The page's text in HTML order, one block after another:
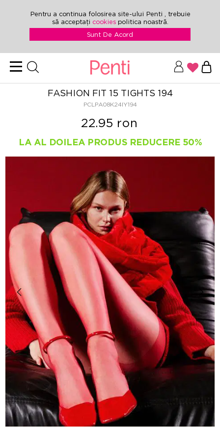
Pentru a continua folosirea site-ului Penti , trebuie
să acceptați cookies politica noastră.
Sunt De Acord
FASHION FIT 15 TIGHTS 194
PCLPA08K24IY194
22.95 ron
LA AL DOILEA PRODUS REDUCERE 50%